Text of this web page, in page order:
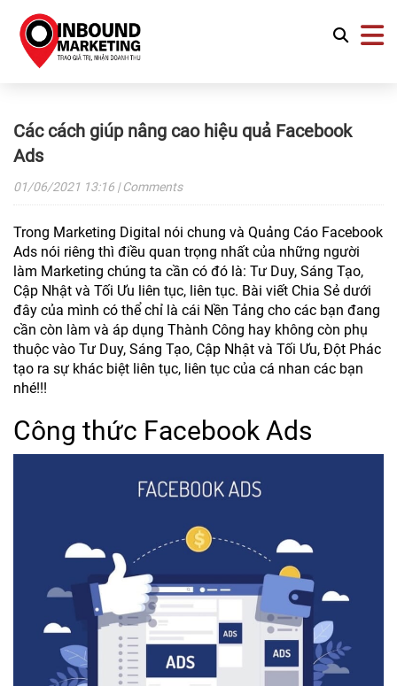
Các cách giúp nâng cao hiệu quả Facebook
Ads
01/06/2021 13:16 | Comments
Trong Marketing Digital nói chung và Quảng Cáo Facebook
Ads nói riêng thì điều quan trọng nhất của những người
làm Marketing chúng ta cần có đó là: Tư Duy, Sáng Tạo,
Cập Nhật và Tối Ưu liên tục, liên tục. Bài viết Chia Sẻ dưới
đây của mình có thể chỉ là cái Nền Tảng cho các bạn đang
cần còn làm và áp dụng Thành Công hay không còn phụ
thuộc vào Tư Duy, Sáng Tạo, Cập Nhật và Tối Ưu, Đột Phác
tạo ra sự khác biệt liên tục, liên tục của cá nhan các bạn
nhé!!!
Công thức Facebook Ads